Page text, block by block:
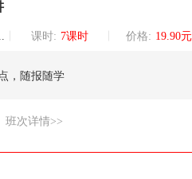
课时: 7课时 价格: 19.90元
，随报随学
班次详情>>